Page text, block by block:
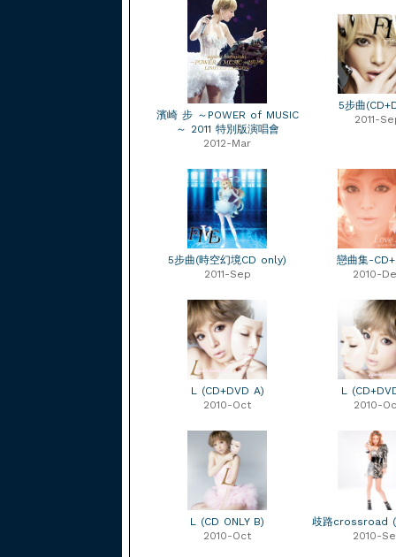
濱崎 步 ～POWER of MUSIC
～ 2011 特別版演唱會
2012-Mar
5步曲
2011-
5步曲(時空幻境CD only)
2011-Sep
戀曲集-
2010-
L (CD+DVD A)
2010-Oct
L
2010-
L (CD ONLY B)
2010-Oct
歧路crossroad
2010-